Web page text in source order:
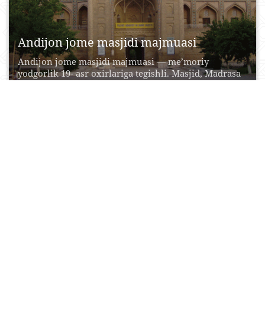
Andijon jome masjidi majmuasi
Andijon jome masjidi majmuasi — me’moriy
yodgorlik 19- asr oxirlariga tegishli. Masjid, Madrasa